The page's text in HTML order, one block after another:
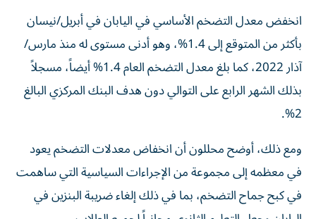
انخفض معدل التضخم الأساسي في اليابان في أبريل/نيسان
بأكثر من المتوقع إلى 1.4%، وهو أدنى مستوى له منذ مارس/
آذار 2022، كما بلغ معدل التضخم العام 1.4% أيضاً، مسجلاً
بذلك الشهر الرابع على التوالي دون هدف البنك المركزي البالغ
2%.
ومع ذلك، أوضح محللون أن انخفاض معدلات التضخم يعود
في معظمه إلى مجموعة من الإجراءات السياسية التي ساهمت
في كبح جماح التضخم، بما في ذلك إلغاء ضريبة البنزين في